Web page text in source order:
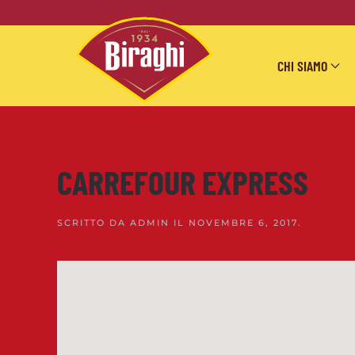
Skip to main content
CHI SIAMO
CARREFOUR EXPRESS
SCRITTO DA ADMIN IL NOVEMBRE 6, 2017.